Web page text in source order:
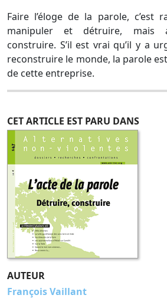
AUTEUR
François Vaillant
CET ARTICLE EST PARU DANS
Faire l’éloge de la parole, c’est
manipuler et détruire, mais
construire. S’il est vrai qu’il y a
reconstruire le monde, la parole
de cette entreprise.